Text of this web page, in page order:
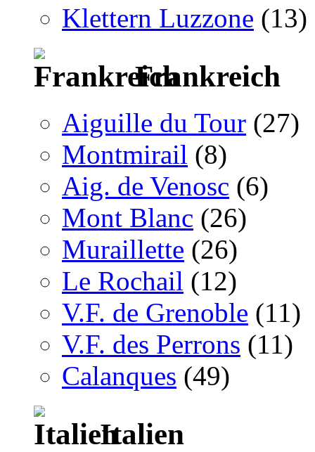
Klettern Luzzone (13)
Frankreich
Aiguille du Tour (27)
Montmirail (8)
Aig. de Venosc (6)
Mont Blanc (26)
Muraillette (26)
Le Rochail (12)
V.F. de Grenoble (11)
V.F. des Perrons (11)
Calanques (49)
Italien